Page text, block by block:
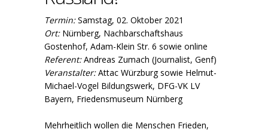
Termin:Samstag, 02. Oktober 2021
Ort:Nürnberg, Nachbarschaftshaus
Gostenhof, Adam-Klein Str. 6 sowie online
Referent:Andreas Zumach (Journalist, Genf)
Veranstalter:Attac Würzburg sowie Helmut-
Michael-Vogel Bildungswerk, DFG-VK LV
Bayern, Friedensmuseum Nürnberg
Mehrheitlich wollen die Menschen Frieden,